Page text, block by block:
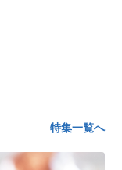
特集一覧へ